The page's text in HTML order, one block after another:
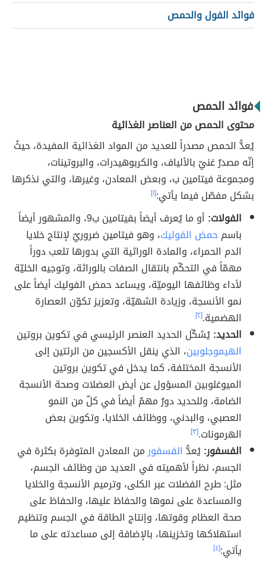
فوائد الفول والحمص
فوائد الحمص
محتوى الحمص من العناصر الغذائية
يُعدُّ الحمص مصدراً للعديد من المواد الغذائية المفيدة، حيثُ
إنّه مصدرٌ غنيّ بالألياف، والكربوهيدرات، والبروتينات،
ومجموعة فيتامين ب، وبعض المعادن، وغيرها، والتي نذكرها
بشكل مفصّل فيما يأتي:[١]
الفولات:
أو ما يُعرف أيضاً بفيتامين ب9، والمشهور أيضاً
باسمحمض الفوليك، وهو فيتامين ضروريٌ لإنتاج خلايا
الدم الحمراء، والمادة الوراثية التي بدورها تلعب دوراً
مهمّاً في التحكّم بانتقال الصفات بالوراثة، وتوجيه الخليّة
لأداء وظائفها اليوميّة، ويساعد حمض الفوليك أيضاً على
نمو الأنسجة، وزيادة الشهيّة، وتعزيز تكوّن العصارة
الهضمية.[٢]
الحديد:يُشكّل الحديد العنصر الرئيسي في تكوين بروتين
الهيموجلوبين، الذي ينقل الأكسجين من الرئتين إلى
الأنسجة المختلفة، كما يدخل في تكوين بروتين
الميوغلوبين المسؤول عن أيض العضلات وصحة الأنسجة
الضامة، وللحديد دورٌ مهمٌ أيضاً في كلّ من النمو
العصبي، والبدني، ووظائف الخلايا، وتكوين بعض
الهرمونات.[٣]
الفسفور:يُعدُّ الفسفورمن المعادن المتوفرة بكثرة في
الجسم، نظراً لأهميته في العديد من وظائف الجسم،
مثل: طرح الفضلات عبر الكلى، وترميم الأنسجة والخلايا
والمساعدة على نموها والحفاظ عليها، والحفاظ على
صحة العظام وقوتها، وإنتاج الطاقة في الجسم وتنظيم
استهلاكها وتخزينها، بالإضافة إلى مساعدته على ما
يأتي:[٤]